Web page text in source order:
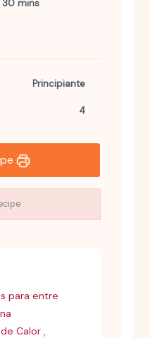
30 mins
Principiante
4
para entre
Calor ,